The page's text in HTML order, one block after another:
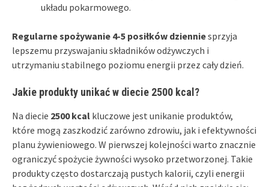
układu pokarmowego.
Regularne spożywanie 4-5 posiłków dzienniesprzyja
lepszemu przyswajaniu składników odżywczych i
utrzymaniu stabilnego poziomu energii przez cały dzień.
Jakie produkty unikać w diecie 2500 kcal?
Na diecie 2500 kcal kluczowe jest unikanie produktów,
które mogą zaszkodzić zarówno zdrowiu, jak i efektywności
planu żywieniowego. W pierwszej kolejności warto znacznie
ograniczyć spożycie żywności wysoko przetworzonej. Takie
produkty często dostarczają pustych kalorii, czyli energii